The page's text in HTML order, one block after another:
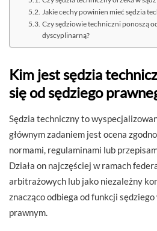
Jakie cechy powinien mieć sędzia
Czy sędziowie techniczni ponoszą
dyscyplinarną?
Kim jest sędzia
się od sędziego
Sędzia techniczny to
głównym zadaniem jest ocena
normami, regulaminami lub
Działa on najczęściej w ramach
arbitrażowych lub jako niezależny
znacząco odbiega od funkcji
prawnym.